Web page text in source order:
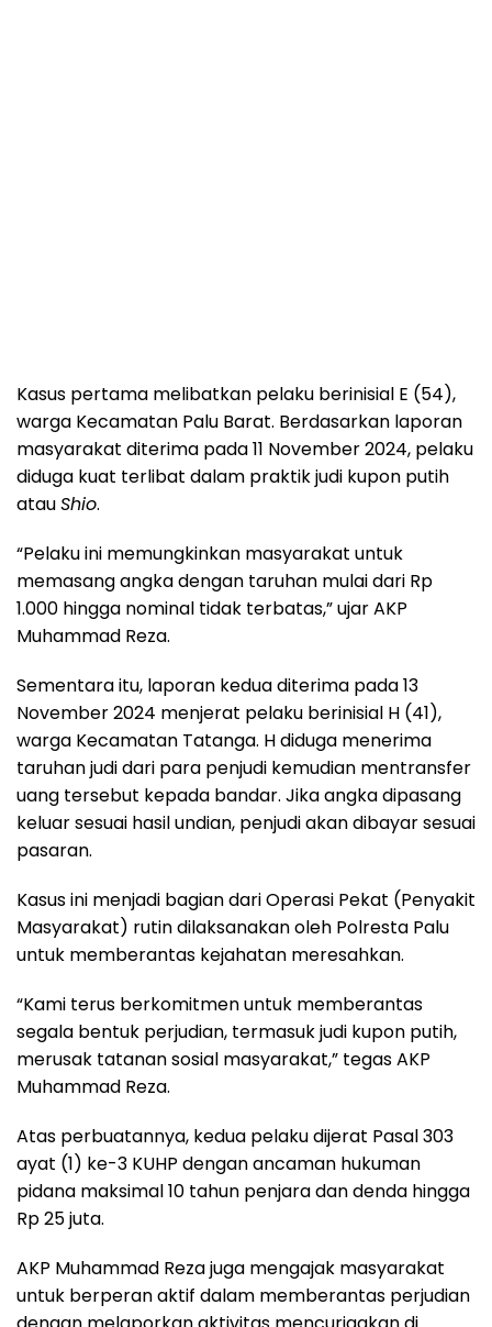
Kasus pertama melibatkan pelaku berinisial E (54),
warga Kecamatan Palu Barat. Berdasarkan laporan
masyarakat diterima pada 11 November 2024, pelaku
diduga kuat terlibat dalam praktik judi kupon putih
atauShio.
“Pelaku ini memungkinkan masyarakat untuk
memasang angka dengan taruhan mulai dari Rp
1.000 hingga nominal tidak terbatas,” ujar AKP
Muhammad Reza.
Sementara itu, laporan kedua diterima pada 13
November 2024 menjerat pelaku berinisial H (41),
warga Kecamatan Tatanga. H diduga menerima
taruhan judi dari para penjudi kemudian mentransfer
uang tersebut kepada bandar. Jika angka dipasang
keluar sesuai hasil undian, penjudi akan dibayar sesuai
pasaran.
Kasus ini menjadi bagian dari Operasi Pekat (Penyakit
Masyarakat) rutin dilaksanakan oleh Polresta Palu
untuk memberantas kejahatan meresahkan.
“Kami terus berkomitmen untuk memberantas
segala bentuk perjudian, termasuk judi kupon putih,
merusak tatanan sosial masyarakat,” tegas AKP
Muhammad Reza.
Atas perbuatannya, kedua pelaku dijerat Pasal 303
ayat (1) ke-3 KUHP dengan ancaman hukuman
pidana maksimal 10 tahun penjara dan denda hingga
Rp 25 juta.
AKP Muhammad Reza juga mengajak masyarakat
untuk berperan aktif dalam memberantas perjudian